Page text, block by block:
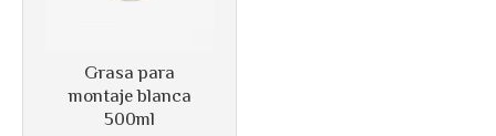
Grasa para
montaje blanca
500ml
Más info